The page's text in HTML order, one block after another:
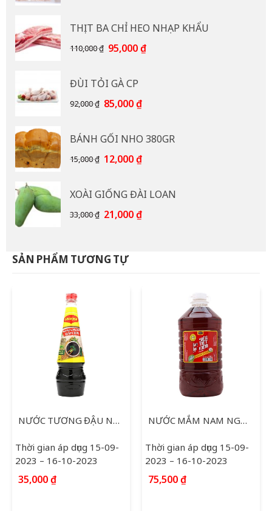
60,000 ₫.là:
55,000 ₫.
THỊT BA CHỈ HEO NHẠP KHẨU
110,000₫ Giá
110,000 ₫.
95,000₫Giá
ĐÙI TỎI GÀ CP
92,000₫ Giá
92,000 ₫.
85,000₫Giá
là:
85,000 ₫.
BÁNH GỐI NHO 380GR
15,000₫ Giá
15,000 ₫.
12,000₫Giá
là:
12,000 ₫.
XOÀI GIỐNG ĐÀI LOAN
33,000₫ Giá
33,000 ₫.
21,000₫Giá
SẢN PHẨM TƯƠNG TỰ
NƯỚC TƯƠNG ĐẬU NÀNH MAGGI 700ML
Thời gian áp dụng 15-09-
2023 – 16-10-2023
35,000₫
NƯỚC MẮM NAM NGƯ SIÊU TIẾT KIỆM 4.8L
Thời gian áp dụng 15-09-
2023 – 16-10-2023
75,500₫